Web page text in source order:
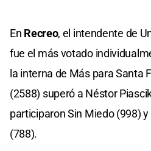
En Recreo, el intendente de
fue el más votado
la interna de Más para Santa
(2588) superó a Néstor
participaron Sin Miedo (998)
(788).